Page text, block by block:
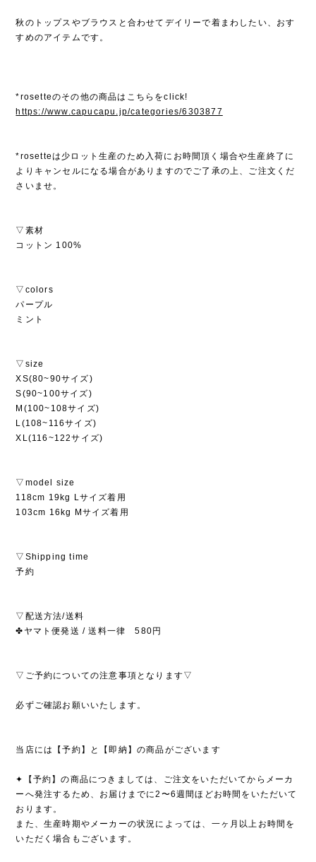
秋のトップスやブラウスと合わせてデイリーで着まわしたい、おす
すめのアイテムです。
*rosetteのその他の商品はこちらをclick!
https://www.capucapu.jp/categories/6303877
*rosetteは少ロット生産のため入荷にお時間頂く場合や生産終了に
よりキャンセルになる場合がありますのでご了承の上、ご注文くだ
さいませ。
▽素材
コットン 100%
▽colors
パープル
ミント
▽size
XS(80~90サイズ)
S(90~100サイズ)
M(100~108サイズ)
L(108~116サイズ)
XL(116~122サイズ)
▽model size
118cm 19kg Lサイズ着用
103cm 16kg Mサイズ着用
▽Shipping time
予約
▽配送方法/送料
✤ヤマト便発送 / 送料一律 580円
▽ご予約についての注意事項となります▽
必ずご確認お願いいたします。
当店には【予約】と【即納】の商品がございます
✦【予約】の商品につきましては、ご注文をいただいてからメーカ
ーへ発注するため、お届けまでに2〜6週間ほどお時間をいただいて
おります。
また、生産時期やメーカーの状況によっては、一ヶ月以上お時間を
いただく場合もございます。